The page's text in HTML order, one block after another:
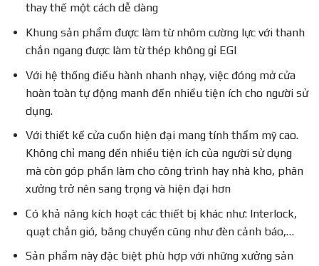
thay thế một cách dễ dàng
Khung sản phẩm được làm từ nhôm cường lực với thanh
chắn ngang được làm từ thép không gỉ EGI
Với hệ thống điều hành nhanh nhạy, việc đóng mở cửa
hoàn toàn tự động manh đến nhiều tiện ích cho người sử
dụng.
Với thiết kế cửa cuốn hiện đại mang tính thẩm mỹ cao.
Không chỉ mang đến nhiều tiện ích của người sử dụng
mà còn góp phần làm cho công trình hay nhà kho, phân
xưởng trở nên sang trọng và hiện đại hơn
Có khả năng kích hoạt các thiết bị khác như: Interlock,
quạt chắn gió, băng chuyền cũng như đèn cảnh báo,…
Sản phẩm này đặc biệt phù hợp với những xưởng sản